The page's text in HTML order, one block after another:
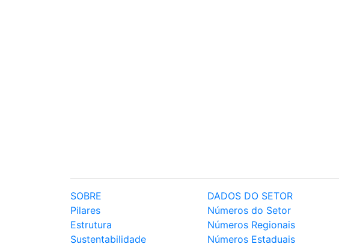
SOBRE
Pilares
Estrutura
Sustentabilidade
DADOS DO SETOR
Números do Setor
Números Regionais
Números Estaduais